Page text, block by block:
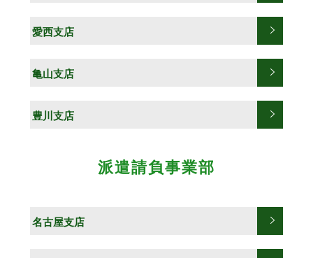
愛西支店
亀山支店
豊川支店
派遣請負事業部
名古屋支店